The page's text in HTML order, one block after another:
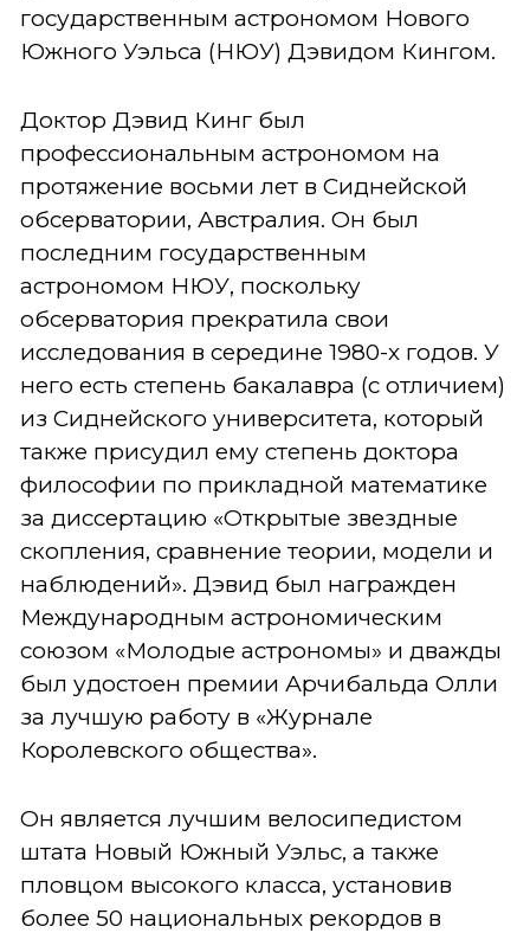
государственным астрономом Нового
Южного Уэльса (НЮУ) Дэвидом Кингом.
Доктор Дэвид Кинг был
профессиональным астрономом на
протяжение восьми лет в Сиднейской
обсерватории, Австралия. Он был
последним государственным
астрономом НЮУ, поскольку
обсерватория прекратила свои
исследования в середине 1980-х годов. У
него есть степень бакалавра (с отличием)
из Сиднейского университета, который
также присудил ему степень доктора
философии по прикладной математике
за диссертацию «Открытые звездные
скопления, сравнение теории, модели и
наблюдений». Дэвид был награжден
Международным астрономическим
союзом «Молодые астрономы» и дважды
был удостоен премии Арчибальда Олли
за лучшую работу в «Журнале
Королевского общества».
Он является лучшим велосипедистом
штата Новый Южный Уэльс, а также
пловцом высокого класса, установив
более 50 национальных рекордов в